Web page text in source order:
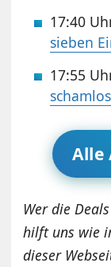
17:40
sieben
17:55
Alle
Wer die
hilft uns wie
dieser